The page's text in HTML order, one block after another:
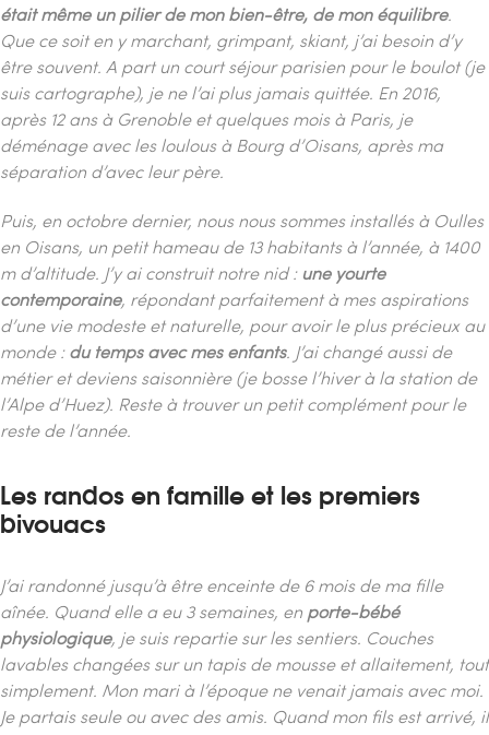
était même un pilier de mon bien-être, de mon équilibre.
Que ce soit en y marchant, grimpant, skiant, j’ai besoin d’y
être souvent. A part un court séjour parisien pour le boulot (je
suis cartographe), je ne l’ai plus jamais quittée. En 2016,
après 12 ans à Grenoble et quelques mois à Paris, je
déménage avec les loulous à Bourg d’Oisans, après ma
séparation d’avec leur père.
Puis, en octobre dernier, nous nous sommes installés à Oulles
en Oisans, un petit hameau de 13 habitants à l’année, à 1400
m d’altitude. J’y ai construit notre nid : une yourte
contemporaine, répondant parfaitement à mes aspirations
d’une vie modeste et naturelle, pour avoir le plus précieux au
monde :du temps avec mes enfants. J’ai changé aussi de
métier et deviens saisonnière (je bosse l’hiver à la station de
l’Alpe d’Huez). Reste à trouver un petit complément pour le
reste de l’année.
Les randos en famille et les premiers
bivouacs
J’ai randonné jusqu’à être enceinte de 6 mois de ma fille
aînée. Quand elle a eu 3 semaines, en porte-bébé
physiologique, je suis repartie sur les sentiers. Couches
lavables changées sur un tapis de mousse et allaitement, tout
simplement. Mon mari à l’époque ne venait jamais avec moi.
Je partais seule ou avec des amis. Quand mon fils est arrivé, il